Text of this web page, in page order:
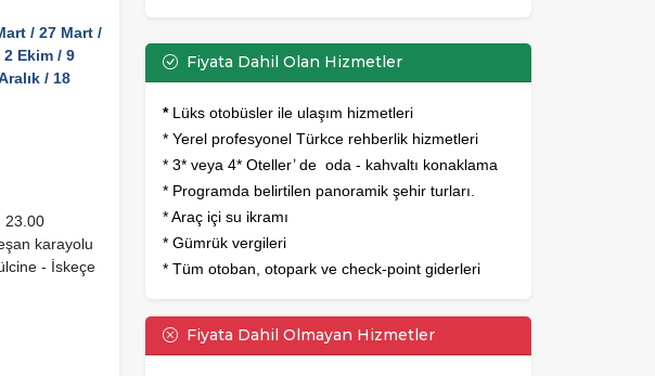
/ 27 Mart /
2 Ekim / 9
/ 18
, 23.00
karayolu
- İskeçe
Fiyata Dahil Olan Hizmetler
* Lüks otobüsler ile ulaşım hizmetleri
* Yerel profesyonel Türkce rehberlik hizmetleri
* 3* veya 4* Oteller’ de oda - kahvaltı konaklama
* Programda belirtilen panoramik şehir turları.
* Araç içi su ikramı
* Gümrük vergileri
* Tüm otoban, otopark ve check-point giderleri
Fiyata Dahil Olmayan Hizmetler